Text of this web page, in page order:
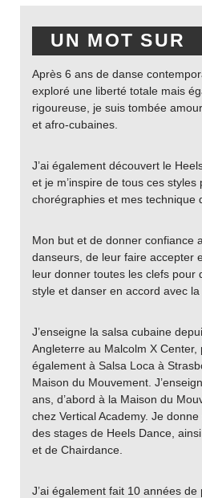
UN MOT SUR
Après 6 ans de danse
exploré une liberté totale mais
rigoureuse, je suis tombée
et afro-cubaines.
J’ai également découvert le
et je m’inspire de tous ces
chorégraphies et mes technique
Mon but et de donner confiance
danseurs, de leur faire accepter
leur donner toutes les clefs pour
style et danser en accord avec la
J’enseigne la salsa cubaine
Angleterre au Malcolm X
également à Salsa Loca à
Maison du Mouvement.
ans, d’abord à la Maison du
chez Vertical Academy. Je
des stages de Heels Dance,
et de Chairdance.
J’ai également fait 10 années de